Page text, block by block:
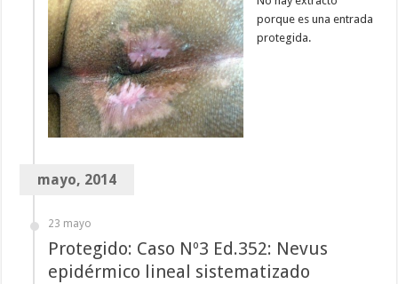
porque es una entrada
protegida.
mayo, 2014
23 mayo
Protegido: Caso Nº3 Ed.352: Nevus
epidérmico lineal sistematizado